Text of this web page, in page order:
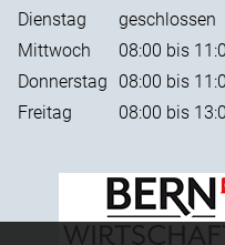
Dienstag
geschlossen
Mittwoch
08:00 bis
Donnerstag
08:00 bis
Freitag
08:00 bis